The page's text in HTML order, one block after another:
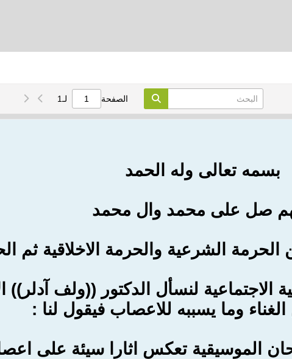
الصفحة لـ1
بسمه تعالى وله الحمد
صل على محمد وال محمد
الحرمة الشرعية والحرمة الاخلاقية ثم
الاجتماعية لنسأل الدكتور ((ولف آدلر))
وما يسببه للاعصاب فيقول لنا :
الموسيقية تعكس اثارا سيئة على